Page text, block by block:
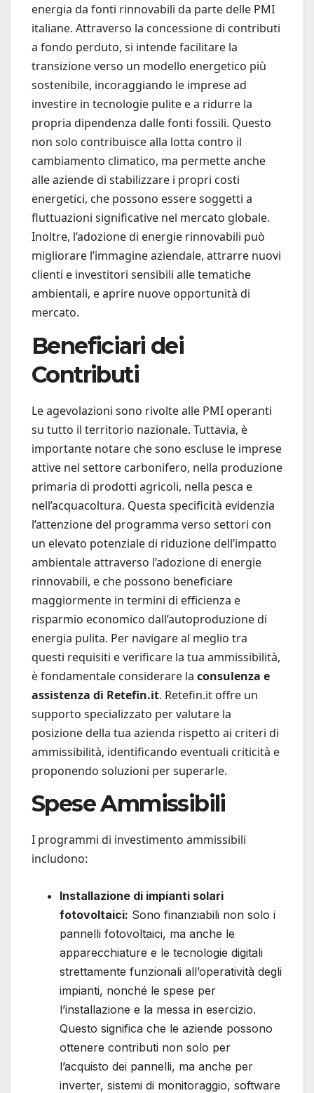
energia da fonti rinnovabili da parte delle PMI
italiane. Attraverso la concessione di contributi
a fondo perduto, si intende facilitare la
transizione verso un modello energetico più
sostenibile, incoraggiando le imprese ad
investire in tecnologie pulite e a ridurre la
propria dipendenza dalle fonti fossili. Questo
non solo contribuisce alla lotta contro il
cambiamento climatico, ma permette anche
alle aziende di stabilizzare i propri costi
energetici, che possono essere soggetti a
fluttuazioni significative nel mercato globale.
Inoltre, l’adozione di energie rinnovabili può
migliorare l’immagine aziendale, attrarre nuovi
clienti e investitori sensibili alle tematiche
ambientali, e aprire nuove opportunità di
mercato.
Beneficiari dei
Contributi
Le agevolazioni sono rivolte alle PMI operanti
su tutto il territorio nazionale. Tuttavia, è
importante notare che sono escluse le imprese
attive nel settore carbonifero, nella produzione
primaria di prodotti agricoli, nella pesca e
nell’acquacoltura. Questa specificità evidenzia
l’attenzione del programma verso settori con
un elevato potenziale di riduzione dell’impatto
ambientale attraverso l’adozione di energie
rinnovabili, e che possono beneficiare
maggiormente in termini di efficienza e
risparmio economico dall’autoproduzione di
energia pulita. Per navigare al meglio tra
questi requisiti e verificare la tua ammissibilità,
è fondamentale considerare la consulenza e
assistenza di Retefin.it. Retefin.it offre un
supporto specializzato per valutare la
posizione della tua azienda rispetto ai criteri di
ammissibilità, identificando eventuali criticità e
proponendo soluzioni per superarle.
Spese Ammissibili
I programmi di investimento ammissibili
includono:
Installazione di impianti solari
fotovoltaici: Sono finanziabili non solo i
pannelli fotovoltaici, ma anche le
apparecchiature e le tecnologie digitali
strettamente funzionali all’operatività degli
impianti, nonché le spese per
l’installazione e la messa in esercizio.
Questo significa che le aziende possono
ottenere contributi non solo per
l’acquisto dei pannelli, ma anche per
inverter, sistemi di monitoraggio, software